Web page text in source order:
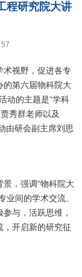
程研究院大讲
57
术视野，促进各专
的第六届物科院大
动的主题是“学科
秀群老师以及
由研会副主席刘思
，强调“物科院大
业间的学术交流、
与，活跃思维，
，开启新的研究征